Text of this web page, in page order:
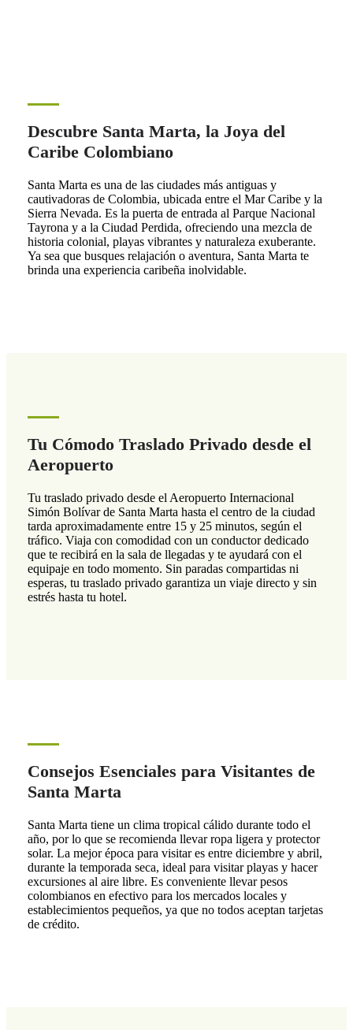
Descubre Santa Marta, la Joya del
Caribe Colombiano
Santa Marta es una de las ciudades más antiguas y
cautivadoras de Colombia, ubicada entre el Mar Caribe y la
Sierra Nevada. Es la puerta de entrada al Parque Nacional
Tayrona y a la Ciudad Perdida, ofreciendo una mezcla de
historia colonial, playas vibrantes y naturaleza exuberante.
Ya sea que busques relajación o aventura, Santa Marta te
brinda una experiencia caribeña inolvidable.
Tu Cómodo Traslado Privado desde el
Aeropuerto
Tu traslado privado desde el Aeropuerto Internacional
Simón Bolívar de Santa Marta hasta el centro de la ciudad
tarda aproximadamente entre 15 y 25 minutos, según el
tráfico. Viaja con comodidad con un conductor dedicado
que te recibirá en la sala de llegadas y te ayudará con el
equipaje en todo momento. Sin paradas compartidas ni
esperas, tu traslado privado garantiza un viaje directo y sin
estrés hasta tu hotel.
Consejos Esenciales para Visitantes de
Santa Marta
Santa Marta tiene un clima tropical cálido durante todo el
año, por lo que se recomienda llevar ropa ligera y protector
solar. La mejor época para visitar es entre diciembre y abril,
durante la temporada seca, ideal para visitar playas y hacer
excursiones al aire libre. Es conveniente llevar pesos
colombianos en efectivo para los mercados locales y
establecimientos pequeños, ya que no todos aceptan tarjetas
de crédito.